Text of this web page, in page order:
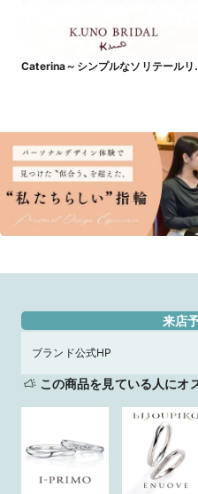
Caterina～シンプルなソリテールリ
来店
ブランド公式HP
この商品を見ている人にオ